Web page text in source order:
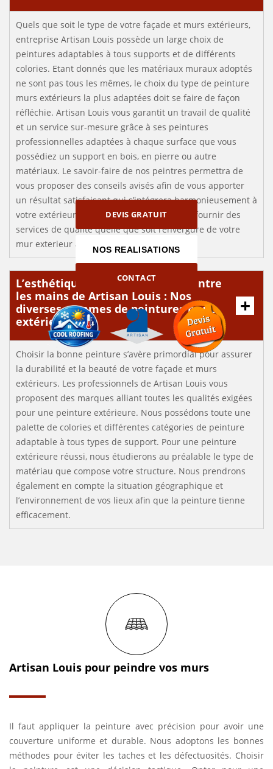
DEVIS GRATUIT
NOS REALISATIONS
CONTACT
Quels que soit le type de votre façade et murs extérieurs,
entreprise Artisan Louis possède un large choix de
peintures adaptables à tous supports et de différents
colories. Etant donnés que les matériaux muraux adoptés
ne sont pas tous les mêmes, le choix du type de peinture
murs extérieurs la plus adaptées doit se faire de façon
réfléchie. Artisan Louis vous garantit un travail de qualité
et un service sur-mesure grâce à ses peintures
professionnelles adaptées à chaque surface que vous
possédiez un support en bois, en pierre ou autre
matériaux. Le savoir-faire de nos peintres permettra de
vous proposer des conseils avisés afin de vous apporter
un résultat satisfaisant qui s’intégrera harmonieusement à
votre extérieur. Nous sommes aptes à vous fournir des
services de qualité quelle que soit l’envergure de votre
mur exterieur à peindre.
L’esthétique de votre propriété entre
les mains de Artisan Louis : Nos
diverses gammes de peintures murs
extérieurs
Choisir la bonne peinture s’avère primordial pour assurer
la durabilité et la beauté de votre façade et murs
extérieurs. Les professionnels de Artisan Louis vous
proposent des marques alliant toutes les qualités exigées
pour une peinture extérieure. Nous possédons toute une
palette de colories et différentes catégories de peinture
adaptable à tous types de support. Pour une peinture
extérieure réussi, nous étudierons au préalable le type de
matériau que compose votre structure. Nous prendrons
également en compte la situation géographique et
l’environnement de vos lieux afin que la peinture tienne
efficacement.
Artisan Louis pour peindre vos murs
Il faut appliquer la peinture avec précision pour avoir une
couverture uniforme et durable. Nous adoptons les bonnes
méthodes pour éviter les taches et les défectuosités. Choisir